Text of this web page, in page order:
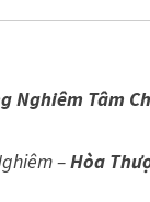
Nghiêm Tâm
–Hòa